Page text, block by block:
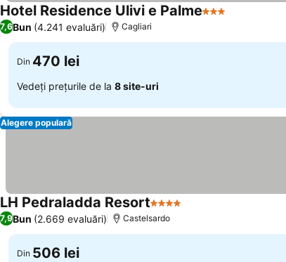
Hotel Residence Ulivi e Palme3 Stele
7,6Bun (4.241 evaluări) Cagliari
Din 470 lei
Vedeți prețurile de la 8 site-uri
Alegere populară
LH Pedraladda Resort4 Stele
7,9Bun (2.669 evaluări) Castelsardo
Din 506 lei